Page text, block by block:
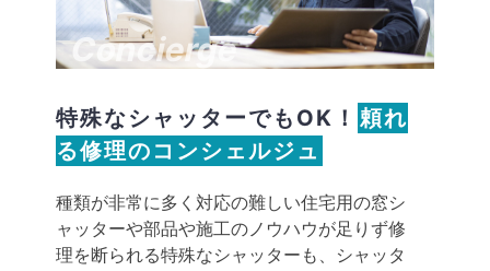
特殊なシャッターでもOK！ 頼れ
る修理のコンシェルジュ
種類が非常に多く対応の難しい住宅用の窓シ
ャッターや部品や施工のノウハウが足りず修
理を断られる特殊なシャッターも、シャッタ
Concierge